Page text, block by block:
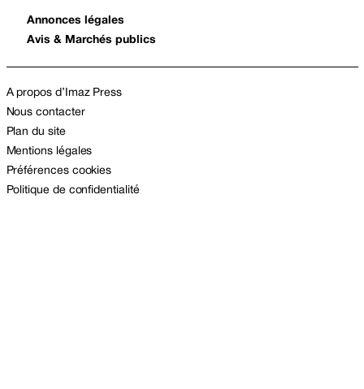
Annonces légales
Avis & Marchés publics
A propos d’Imaz Press
Nous contacter
Plan du site
Mentions légales
Préférences cookies
Politique de confidentialité